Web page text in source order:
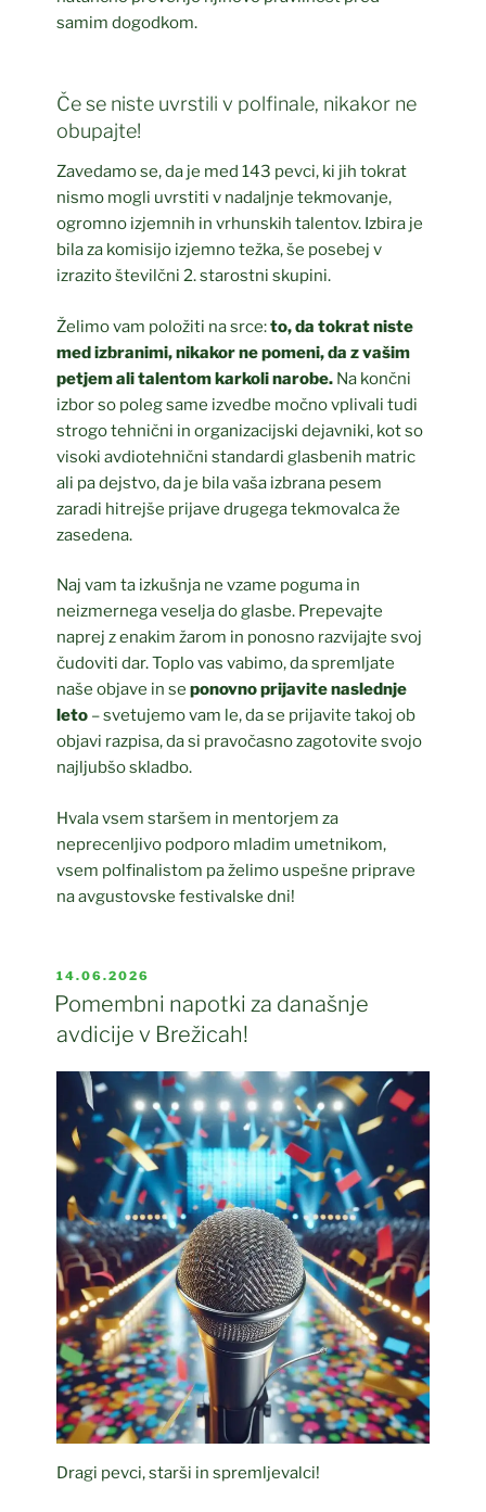
samim dogodkom.
Če se niste uvrstili v polfinale, nikakor ne
obupajte!
Zavedamo se, da je med 143 pevci, ki jih tokrat
nismo mogli uvrstiti v nadaljnje tekmovanje,
ogromno izjemnih in vrhunskih talentov. Izbira je
bila za komisijo izjemno težka, še posebej v
izrazito številčni 2. starostni skupini.
Želimo vam položiti na srce:to, da tokrat niste
med izbranimi, nikakor ne pomeni, da z vašim
petjem ali talentom karkoli narobe. Na končni
izbor so poleg same izvedbe močno vplivali tudi
strogo tehnični in organizacijski dejavniki, kot so
visoki avdiotehnični standardi glasbenih matric
ali pa dejstvo, da je bila vaša izbrana pesem
zaradi hitrejše prijave drugega tekmovalca že
zasedena.
Naj vam ta izkušnja ne vzame poguma in
neizmernega veselja do glasbe. Prepevajte
naprej z enakim žarom in ponosno razvijajte svoj
čudoviti dar. Toplo vas vabimo, da spremljate
naše objave in seponovno prijavite naslednje
leto – svetujemo vam le, da se prijavite takoj ob
objavi razpisa, da si pravočasno zagotovite svojo
najljubšo skladbo.
Hvala vsem staršem in mentorjem za
neprecenljivo podporo mladim umetnikom,
vsem polfinalistom pa želimo uspešne priprave
na avgustovske festivalske dni!
OBJAVLJENO
DNE
14.06.2026
Pomembni napotki za današnje
avdicije v Brežicah!
Dragi pevci, starši in spremljevalci!